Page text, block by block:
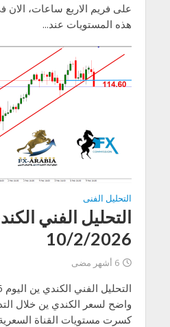
على فريم الاربع ساعات،
هذه المستويات عند...
التحليل الفنى
التحليل الفني
10/2/2026
6 أشهر مضى
واضح لسعر الكندي ين خلال
كسرت مستويات القناة